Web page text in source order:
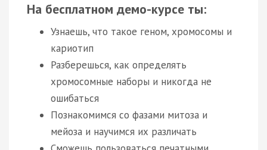
На бесплатном демо-курсе ты:
Узнаешь, что такое геном, хромосомы и
кариотип
Разберешься, как определять
хромосомные наборы и никогда не
ошибаться
Познакомимся со фазами митоза и
мейоза и научимся их различать